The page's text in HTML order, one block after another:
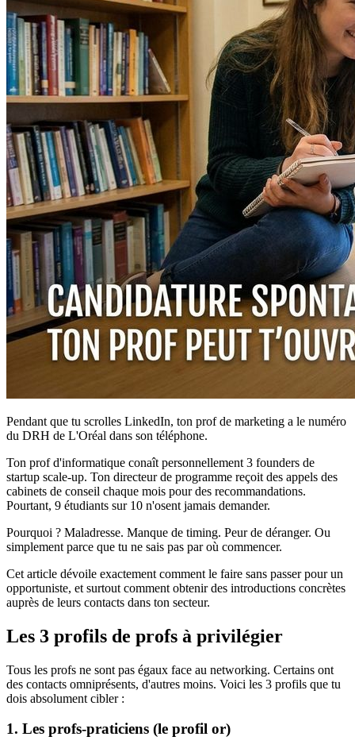
Pendant que tu scrolles LinkedIn, ton prof de marketing a le numéro
du DRH de L'Oréal dans son téléphone.
Ton prof d'informatique conaît personnellement 3 founders de
startup scale-up. Ton directeur de programme reçoit des appels des
cabinets de conseil chaque mois pour des recommandations.
Pourtant, 9 étudiants sur 10 n'osent jamais demander.
Pourquoi ? Maladresse. Manque de timing. Peur de déranger. Ou
simplement parce que tu ne sais pas par où commencer.
Cet article dévoile exactement comment le faire sans passer pour un
opportuniste, et surtout comment obtenir des introductions concrètes
auprès de leurs contacts dans ton secteur.
Les 3 profils de profs à privilégier
Tous les profs ne sont pas égaux face au networking. Certains ont
des contacts omniprésents, d'autres moins. Voici les 3 profils que tu
dois absolument cibler :
1. Les profs-praticiens (le profil or)